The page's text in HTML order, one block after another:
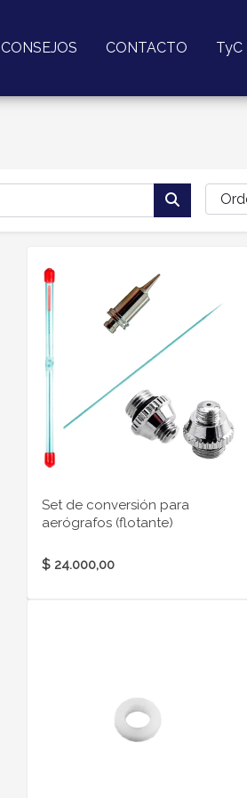
CONSEJOS CONTACTO TyC
Set de conversión para
aerógrafos (flotante)
$ 24.000,00